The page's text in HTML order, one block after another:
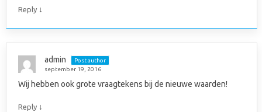
Reply ↓
admin
Post author
september 19, 2016
Wij hebben ook grote vraagtekens bij de nieuwe waarden!
Reply ↓